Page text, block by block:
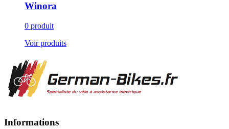
Winora
0 produit
Voir produits
Informations